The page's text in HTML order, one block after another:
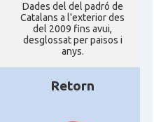
Dades del del padró de
Catalans a l'exterior des
del 2009 fins avui,
desglossat per paisos i
anys.
Retorn